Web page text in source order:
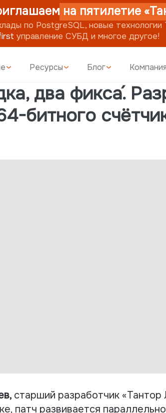
PostgreSQL, новые технологии Tantor,
СУБД и многое другое!
на пятилетие «Тантор
Ресурсы Блог Компания
два фикса́.
битного
старший разработчик «Тантор
патч развивается